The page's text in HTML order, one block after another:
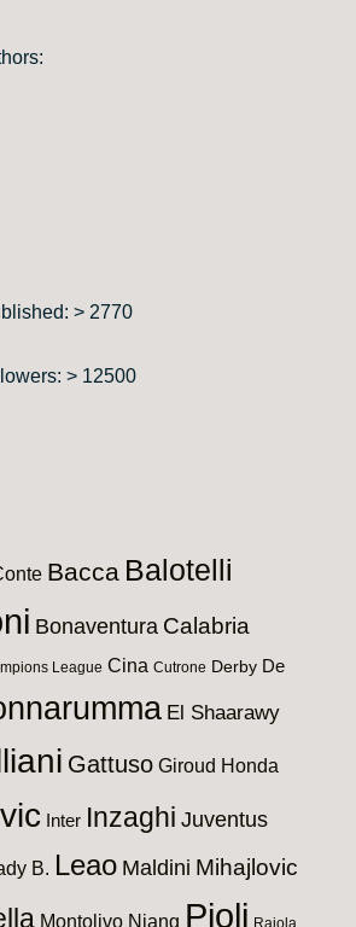
> 2770
> 12500
Bacca Balotelli
Bonaventura Calabria
League Cina Cutrone Derby De
El Shaarawy
Gattuso Giroud Honda
Inter Inzaghi Juventus
B. Leao Maldini Mihajlovic
Montolivo Niang Pioli Raiola